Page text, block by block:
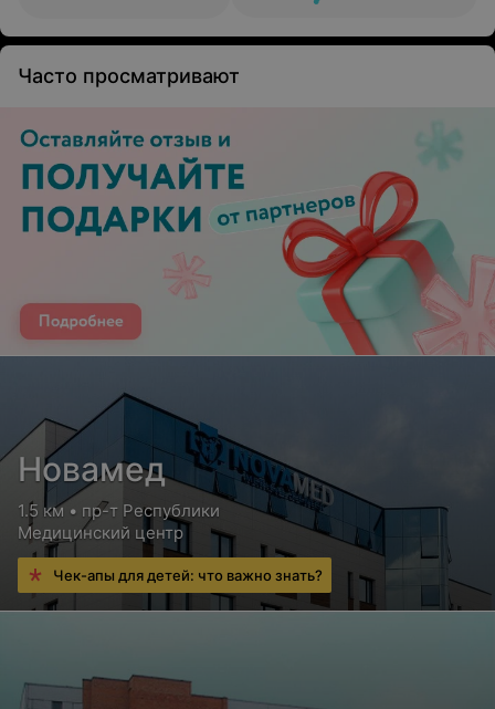
Часто просматривают
Новамед
1.5 км • пр-т Республики
Медицинский центр
Чек-апы для детей: что важно знать?